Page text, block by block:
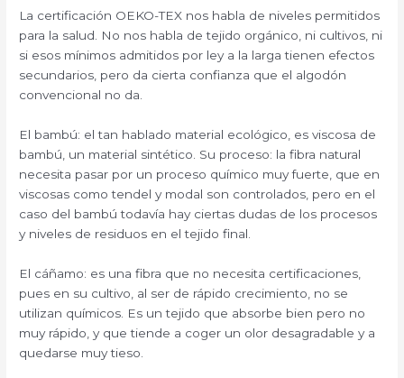
La certificación OEKO-TEX nos habla de niveles permitidos
para la salud. No nos habla de tejido orgánico, ni cultivos, ni
si esos mínimos admitidos por ley a la larga tienen efectos
secundarios, pero da cierta confianza que el algodón
convencional no da.
El bambú: el tan hablado material ecológico, es viscosa de
bambú, un material sintético. Su proceso: la fibra natural
necesita pasar por un proceso químico muy fuerte, que en
viscosas como tendel y modal son controlados, pero en el
caso del bambú todavía hay ciertas dudas de los procesos
y niveles de residuos en el tejido final.
El cáñamo: es una fibra que no necesita certificaciones,
pues en su cultivo, al ser de rápido crecimiento, no se
utilizan químicos. Es un tejido que absorbe bien pero no
muy rápido, y que tiende a coger un olor desagradable y a
quedarse muy tieso.